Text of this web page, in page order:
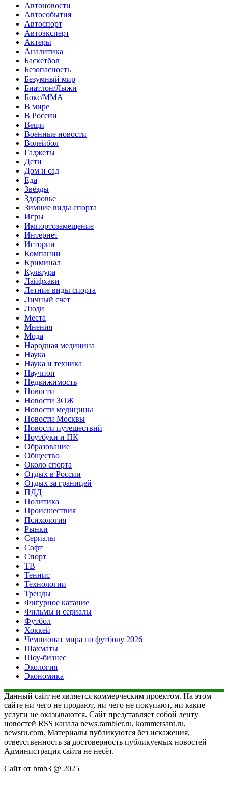
Автоновости
Автособытия
Автоспорт
Автоэксперт
Актеры
Аналитика
Баскетбол
Безопасность
Безумный мир
Биатлон/Лыжи
Бокс/MMA
В мире
В России
Вещи
Военные новости
Волейбол
Гаджеты
Дети
Дом и сад
Еда
Звёзды
Здоровье
Зимние виды спорта
Игры
Импортозамещение
Интернет
Истории
Компании
Криминал
Культура
Лайфхаки
Летние виды спорта
Личный счет
Люди
Места
Мнения
Мода
Народная медицина
Наука
Наука и техника
Научпоп
Недвижимость
Новости
Новости ЗОЖ
Новости медицины
Новости Москвы
Новости путешествий
Ноутбуки и ПК
Образование
Общество
Около спорта
Отдых в России
Отдых за границей
ПДД
Политика
Происшествия
Психология
Рынки
Сериалы
Софт
Спорт
ТВ
Теннис
Технологии
Тренды
Фигурное катание
Фильмы и сериалы
Футбол
Хоккей
Чемпионат мира по футболу 2026
Шахматы
Шоу-бизнес
Экология
Экономика
Данный сайт не является коммерческим проектом. На этом
сайте ни чего не продают, ни чего не покупают, ни какие
услуги не оказываются. Сайт представляет собой ленту
новостей RSS канала news.rambler.ru, kommersant.ru,
newsru.com. Материалы публикуются без искажения,
ответственность за достоверность публикуемых новостей
Администрация сайта не несёт.
Сайт от bmb3 @ 2025